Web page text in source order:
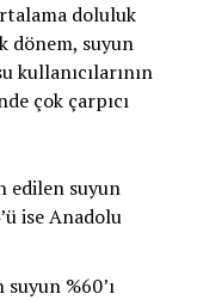
doluluk
dönem, suyun
kullanıcılarının
çok çarpıcı
edilen suyun
ise Anadolu
%60’ı